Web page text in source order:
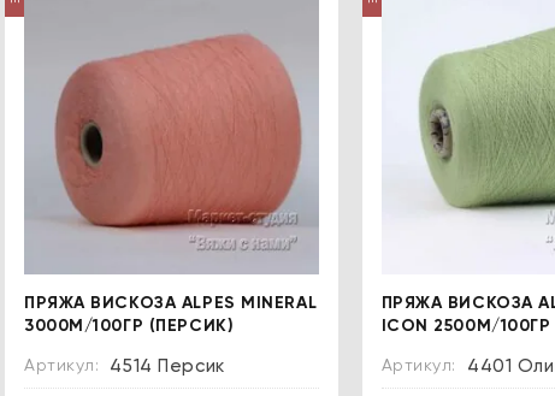
ПРЯЖА ВИСКОЗА ALPES MINERAL
3000М/100ГР (ПЕРСИК)
Артикул: 4514 Персик
ПРЯЖА ВИСКОЗА
ICON 2500М/
Артикул: 4401